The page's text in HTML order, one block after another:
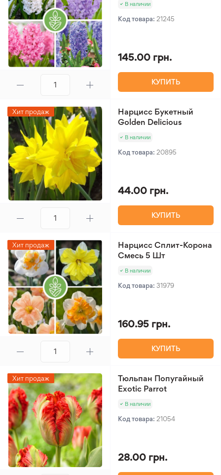
В наличии
Код товара: 21245
145.00 грн.
КУПИТЬ
Хит продаж
Нарцисс Букетный
Golden Delicious
В наличии
Код товара: 20895
44.00 грн.
КУПИТЬ
Хит продаж
Нарцисс Сплит-Корона
Смесь 5 Шт
В наличии
Код товара: 31979
160.95 грн.
КУПИТЬ
Хит продаж
Тюльпан Попугайный
Exotic Parrot
В наличии
Код товара: 21054
28.00 грн.